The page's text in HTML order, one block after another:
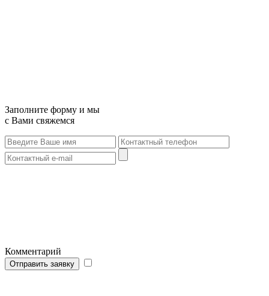
Заполните форму и мы
с Вами свяжемся
Комментарий
Отправить заявку